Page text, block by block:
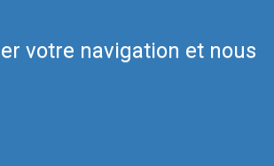
votre navigation et nous